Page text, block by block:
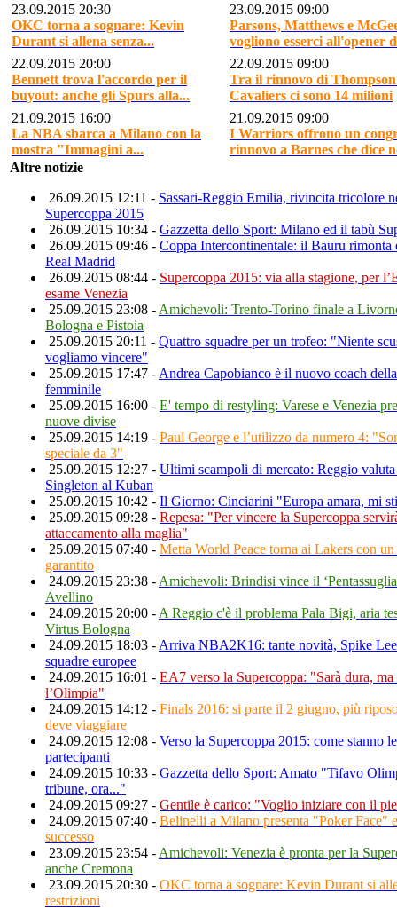
23.09.2015 20:30
OKC torna a sognare: Kevin
Durant si allena senza...
23.09.2015 09:00
Parsons, Matthews e
vogliono esserci all'opener
22.09.2015 20:00
Bennett trova l'accordo per il
buyout: anche gli Spurs alla...
22.09.2015 09:00
Tra il rinnovo di Thompson
Cavaliers ci sono 14 milioni
21.09.2015 16:00
La NBA sbarca a Milano con la
mostra "Immagini a...
21.09.2015 09:00
I Warriors offrono un
rinnovo a Barnes che dice
Altre notizie
26.09.2015 12:11 - Sassari-Reggio Emilia, rivincita tricolore
Supercoppa 2015
26.09.2015 10:34 - Gazzetta dello Sport: Milano ed il tabù
26.09.2015 09:46 - Coppa Intercontinentale: il Bauru rimonta
Real Madrid
26.09.2015 08:44 - Supercoppa 2015: via alla stagione, per
esame Venezia
25.09.2015 23:08 - Amichevoli: Trento-Torino finale a
Bologna e Pistoia
25.09.2015 20:11 - Quattro squadre per un trofeo: "Niente
vogliamo vincere"
25.09.2015 17:47 - Andrea Capobianco è il nuovo coach
femminile
25.09.2015 16:00 - E' tempo di restyling: Varese e Venezia
nuove divise
25.09.2015 14:19 - Paul George e l’utilizzo da numero 4:
speciale da 3"
25.09.2015 12:27 - Ultimi scampoli di mercato: Reggio
Singleton al Kuban
25.09.2015 10:42 - Il Giorno: Cinciarini "Europa amara, mi
25.09.2015 09:28 - Repesa: "Per vincere la Supercoppa
attaccamento alla maglia"
25.09.2015 07:40 - Metta World Peace torna ai Lakers con
garantito
24.09.2015 23:38 - Amichevoli: Brindisi vince il
Avellino
24.09.2015 20:00 - A Reggio c'è il problema Pala Bigi, aria
Virtus Bologna
24.09.2015 18:03 - Arriva NBA2K16: tante novità, Spike
squadre europee
24.09.2015 16:01 - EA7 verso la Supercoppa: "Sarà dura,
l’Olimpia"
24.09.2015 14:12 - Finals 2016: si parte il 2 giugno, più
deve viaggiare
24.09.2015 12:08 - Verso la Supercoppa 2015: come stanno
partecipanti
24.09.2015 10:33 - Gazzetta dello Sport: Amato "Tifavo
tribune, ora..."
24.09.2015 09:27 - Gentile è carico: "Voglio iniziare con il
24.09.2015 07:40 - Belinelli a Milano presenta "Poker Face"
successo
23.09.2015 23:54 - Amichevoli: Venezia è pronta per la
anche Cremona
23.09.2015 20:30 - OKC torna a sognare: Kevin Durant si
restrizioni